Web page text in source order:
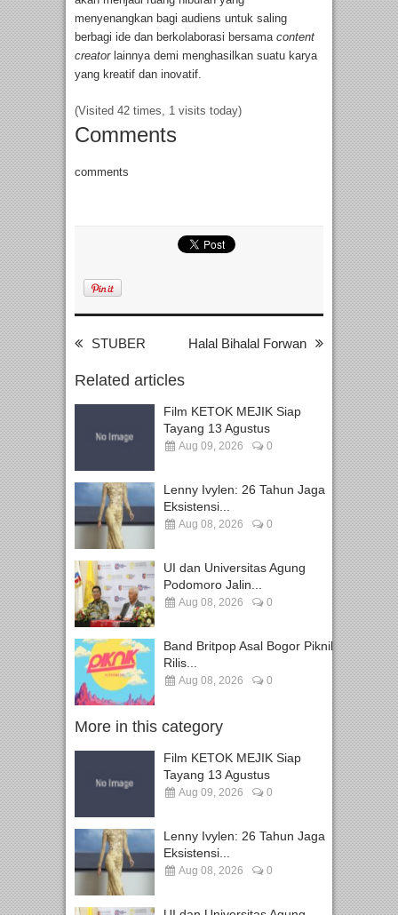
menyenangkan bagi audiens untuk saling
berbagi ide dan berkolaborasi bersama content
creatorlainnya demi menghasilkan suatu karya
yang kreatif dan inovatif.
(Visited 42 times, 1 visits today)
Comments
comments
STUBER Halal Bihalal Forwan
Related articles
Film KETOK MEJIK Siap
Tayang 13 Agustus
Aug 09, 2026 0
Lenny Ivylen: 26 Tahun Jaga
Eksistensi...
Aug 08, 2026 0
UI dan Universitas Agung
Podomoro Jalin...
Aug 08, 2026 0
Band Britpop Asal Bogor Piknik
Rilis...
Aug 08, 2026 0
More in this category
Film KETOK MEJIK Siap
Tayang 13 Agustus
Aug 09, 2026 0
Lenny Ivylen: 26 Tahun Jaga
Eksistensi...
Aug 08, 2026 0